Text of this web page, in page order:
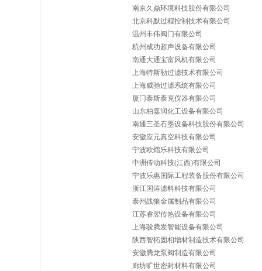
南京久鼎环境科技股份有限公司
北京科默过程控制技术有限公司
温州丰伟阀门有限公司
杭州成功超声设备有限公司
南通大通宝富风机有限公司
上海特斯勒过滤技术有限公司
上海威驰过滤系统有限公司
厦门泰斯泰克仪器有限公司
山东柏嘉润化工设备有限公司
南通三圣石墨设备科技股份有限公司
安徽应元真空科技有限公司
宁波欧熠乐科技有限公司
中洲传动科技(江西)有限公司
宁波乐惠国际工程装备股份有限公司
浙江国涛滤料科技有限公司
泰州战狼金属制品有限公司
江苏睿翌传热设备有限公司
上海骏腾发智能设备有限公司
陕西智拓固相增材制造技术有限公司
安徽腾龙泵阀制造有限公司
廊坊旷世密封材料有限公司